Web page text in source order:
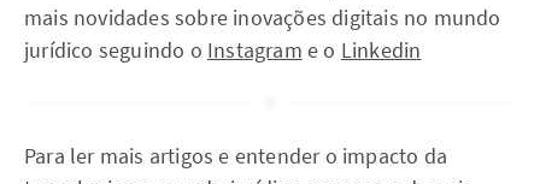
mais novidades sobre inovações digitais no mundo
jurídico seguindo o Instagram e o Linkedin
Para ler mais artigos e entender o impacto da